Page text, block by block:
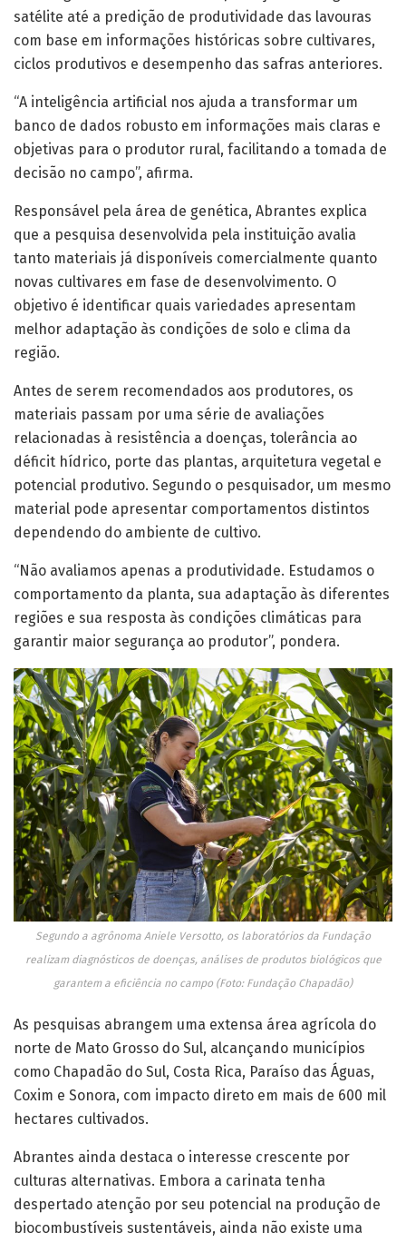
satélite até a predição de produtividade das lavouras
com base em informações históricas sobre cultivares,
ciclos produtivos e desempenho das safras anteriores.
“A inteligência artificial nos ajuda a transformar um
banco de dados robusto em informações mais claras e
objetivas para o produtor rural, facilitando a tomada de
decisão no campo”, afirma.
Responsável pela área de genética, Abrantes explica
que a pesquisa desenvolvida pela instituição avalia
tanto materiais já disponíveis comercialmente quanto
novas cultivares em fase de desenvolvimento. O
objetivo é identificar quais variedades apresentam
melhor adaptação às condições de solo e clima da
região.
Antes de serem recomendados aos produtores, os
materiais passam por uma série de avaliações
relacionadas à resistência a doenças, tolerância ao
déficit hídrico, porte das plantas, arquitetura vegetal e
potencial produtivo. Segundo o pesquisador, um mesmo
material pode apresentar comportamentos distintos
dependendo do ambiente de cultivo.
“Não avaliamos apenas a produtividade. Estudamos o
comportamento da planta, sua adaptação às diferentes
regiões e sua resposta às condições climáticas para
garantir maior segurança ao produtor”, pondera.
Segundo a agrônoma Aniele Versotto, os laboratórios da Fundação
realizam diagnósticos de doenças, análises de produtos biológicos que
garantem a eficiência no campo (Foto: Fundação Chapadão)
As pesquisas abrangem uma extensa área agrícola do
norte de Mato Grosso do Sul, alcançando municípios
como Chapadão do Sul, Costa Rica, Paraíso das Águas,
Coxim e Sonora, com impacto direto em mais de 600 mil
hectares cultivados.
Abrantes ainda destaca o interesse crescente por
culturas alternativas. Embora a carinata tenha
despertado atenção por seu potencial na produção de
biocombustíveis sustentáveis, ainda não existe uma